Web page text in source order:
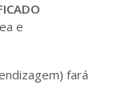
e
fará